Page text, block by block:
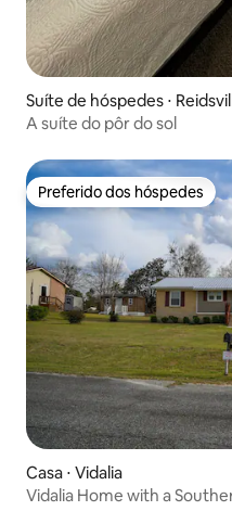
Suíte de hóspedes ⋅
A suíte do pôr do sol
Preferido dos hóspedes
Preferido dos hóspedes
Casa ⋅ Vidalia
Vidalia Home with a